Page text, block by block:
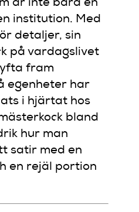
är inte bara en
institution. Med
detaljer, sin
på vardagslivet
fram
egenheter har
i hjärtat hos
bland
hur man
satir med en
en rejäl portion